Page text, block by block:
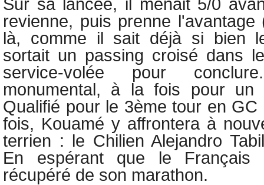
revienne, puis prenne l'avantage
là, comme il sait déjà si bien
sortait un passing croisé dans
service-volée pour
monumental, à la fois pour un
Qualifié pour le 3ème tour en
fois, Kouamé y affrontera à
terrien : le Chilien Alejandro
En espérant que le Français
récupéré de son marathon.